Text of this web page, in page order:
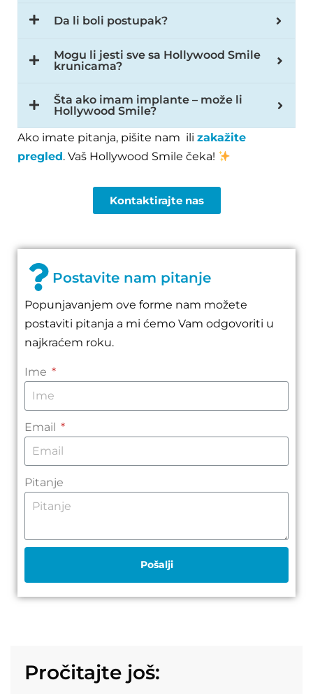
Da li boli postupak?
Mogu li jesti sve sa Hollywood Smile
krunicama?
Šta ako imam implante – može li
Hollywood Smile?
Ako imate pitanja, pišite nam ili zakažite
pregled. Vaš Hollywood Smile čeka!
Kontaktirajte nas
Postavite nam pitanje
Popunjavanjem ove forme nam možete
postaviti pitanja a mi ćemo Vam odgovoriti u
najkraćem roku.
Ime
Email
Pitanje
Pošalji
Pročitajte još: